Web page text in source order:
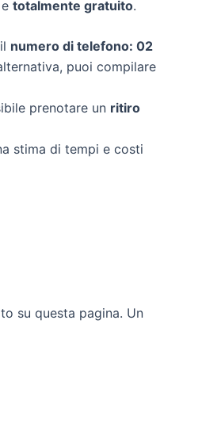
totalmente gratuito.
numero di telefono: 02
puoi compilare
prenotare un ritiro
stima di tempi e costi
su questa pagina. Un